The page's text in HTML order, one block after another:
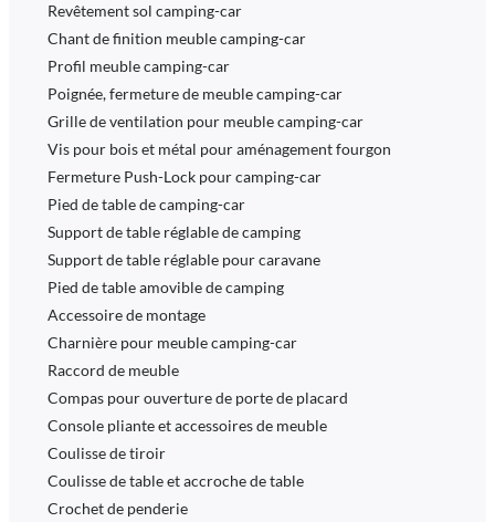
Revêtement sol camping-car
Chant de finition meuble camping-car
Profil meuble camping-car
Poignée, fermeture de meuble camping-car
Grille de ventilation pour meuble camping-car
Vis pour bois et métal pour aménagement fourgon
Fermeture Push-Lock pour camping-car
Pied de table de camping-car
Support de table réglable de camping
Support de table réglable pour caravane
Pied de table amovible de camping
Accessoire de montage
Charnière pour meuble camping-car
Raccord de meuble
Compas pour ouverture de porte de placard
Console pliante et accessoires de meuble
Coulisse de tiroir
Coulisse de table et accroche de table
Crochet de penderie